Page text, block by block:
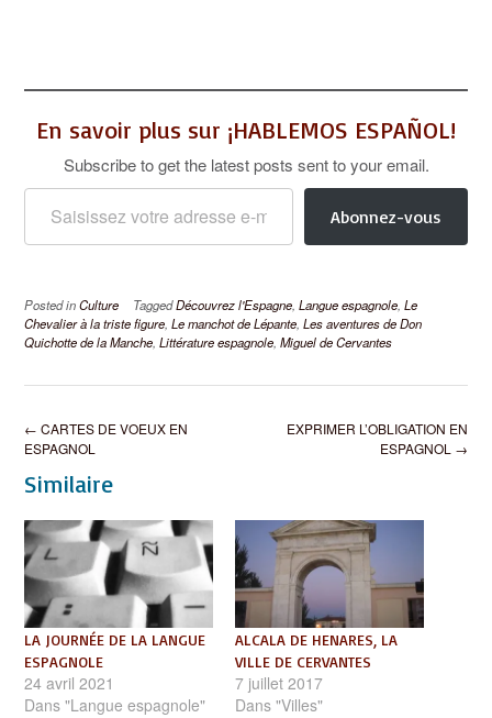
En savoir plus sur ¡HABLEMOS ESPAÑOL!
Subscribe to get the latest posts sent to your email.
Saisissez votre adresse e-mail…
Abonnez-vous
Posted inCulture TaggedDécouvrez l'Espagne, Langue espagnole, Le
Chevalier à la triste figure, Le manchot de Lépante, Les aventures de Don
Quichotte de la Manche, Littérature espagnole, Miguel de Cervantes
Post
navigation
EXPRIMER L’OBLIGATION EN
ESPAGNOL →
← CARTES DE VOEUX EN
ESPAGNOL
Similaire
LA JOURNÉE DE LA LANGUE
ESPAGNOLE
24 avril 2021
Dans "Langue espagnole"
ALCALA DE HENARES, LA
VILLE DE CERVANTES
7 juillet 2017
Dans "Villes"